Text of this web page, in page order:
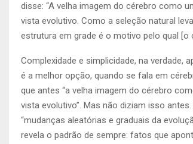
disse: “A velha imagem do cérebro como
vista evolutivo. Como a seleção natural
estrutura em grade é o motivo pelo qual [o
Complexidade e simplicidade, na verdade,
é a melhor opção, quando se fala em
que antes “a velha imagem do cérebro
vista evolutivo”. Mas não diziam isso
“mudanças aleatórias e graduais da
revela o padrão de sempre: fatos que